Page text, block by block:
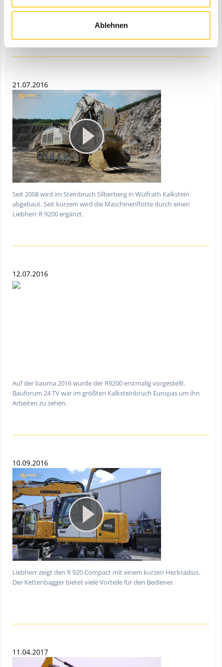
Ablehnen
Liebherr präsentiert nach erfolgreichen Vorserien-Einsätzen jetzt
das neue Miningbagger-Modell der 200-Tonnen-Klasse
21.07.2016
Seit 2008 wird im Steinbruch Silberberg in Wülfrath Kalkstein
abgebaut. Seit kurzem wird die Maschinenflotte durch einen
Liebherr R 9200 ergänzt.
12.07.2016
Auf der bauma 2016 wurde der R9200 erstmalig vorgestellt.
Bauforum 24 TV war im größten Kalksteinbruch Europas um ihn
Arbeiten zu sehen.
10.09.2016
Liebherr zeigt den R 920 Compact mit einem kurzen Heckradius.
Der Kettenbagger bietet viele Vorteile für den Bediener.
11.04.2017